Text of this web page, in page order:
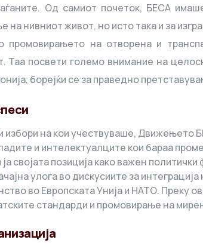
Од самиот почеток, БЕСА
нивниот живот, но исто така и за
промовирањето на отворена и
Таа посвети големо внимание на
борејќи се за праведно
на кои учествуваше, Движењето
и интелектуалците кои бараа
својата позиција како важен политички
улога во дискусиите за
во Европската Унија и НАТО. Преку
стандарди и промовирање на